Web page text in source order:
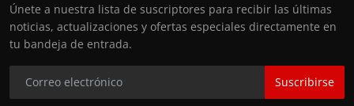
Únete a nuestra lista de suscriptores para recibir las últimas
noticias, actualizaciones y ofertas especiales directamente en
tu bandeja de entrada.
Suscribirse